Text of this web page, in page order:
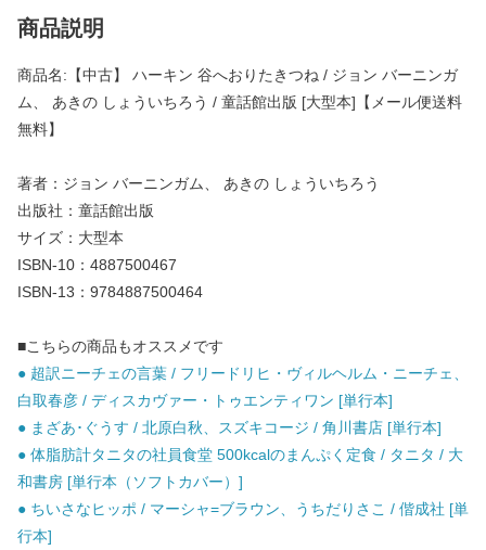
商品説明
商品名:【中古】 ハーキン 谷へおりたきつね / ジョン バーニンガ
ム、 あきの しょういちろう / 童話館出版 [大型本]【メール便送料
無料】
著者：ジョン バーニンガム、 あきの しょういちろう
出版社：童話館出版
サイズ：大型本
ISBN-10：4887500467
ISBN-13：9784887500464
■こちらの商品もオススメです
● 超訳ニーチェの言葉 / フリードリヒ・ヴィルヘルム・ニーチェ、
白取春彦 / ディスカヴァー・トゥエンティワン [単行本]
● まざあ･ぐうす / 北原白秋、スズキコージ / 角川書店 [単行本]
● 体脂肪計タニタの社員食堂 500kcalのまんぷく定食 / タニタ / 大
和書房 [単行本（ソフトカバー）]
● ちいさなヒッポ / マーシャ=ブラウン、うちだりさこ / 偕成社 [単
行本]